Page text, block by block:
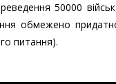
50000
обмежено
питання).